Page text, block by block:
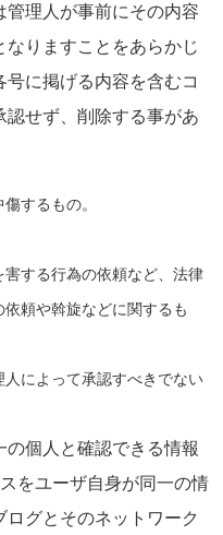
管理人が事前にその内容
りますことをあらかじ
に掲げる内容を含むコ
認せず、削除する事があ
するもの。
する行為の依頼など、法律
頼や斡旋などに関するも
によって承認すべきでない
個人と確認できる情報
をユーザ自身が同一の情
グとそのネットワーク